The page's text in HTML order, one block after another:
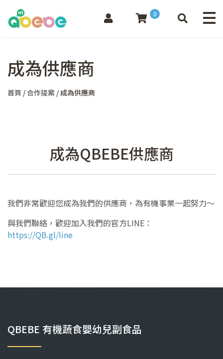
0
成為供應商
首頁 /合作提案 / 成為供應商
成為QBEBE供應商
我們非常歡迎您成為我們的供應商，為有機事業一起努力～
與我們聯絡，歡迎加入我們的官方LINE：
https://QB.gl/line
QBEBE 有機蔬食嬰幼兒副食品